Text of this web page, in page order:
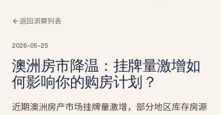
返回洞察列表
2026-05-25
澳洲房市降温：挂牌量激增如
何影响你的购房计划？
近期澳洲房产市场挂牌量激增，部分地区库存房源